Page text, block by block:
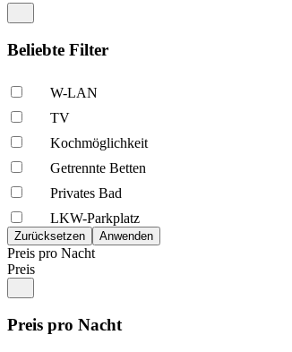
Beliebte Filter
W-LAN
TV
Kochmöglich­keit
Getrennte Betten
Privates Bad
LKW-Parkplatz
Preis pro Nacht
Preis
Preis pro Nacht